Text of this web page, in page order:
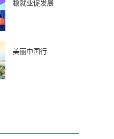
稳就业促发展
美丽中国行